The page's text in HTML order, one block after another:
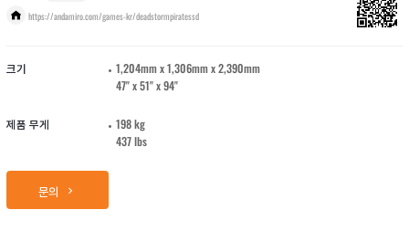
https://andamiro.com/games-kr/deadstormpiratessd
크기
1,204mm x 1,306mm x 2,390mm
47" x 51" x 94"
제품 무게
198 kg
437 lbs
문의